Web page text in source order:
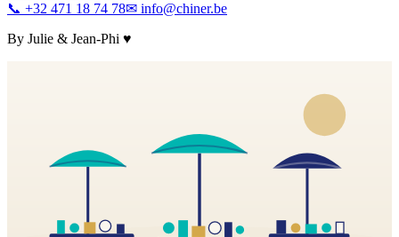
📞 +32 471 18 74 78✉ info@chiner.be
By Julie & Jean-Phi ♥